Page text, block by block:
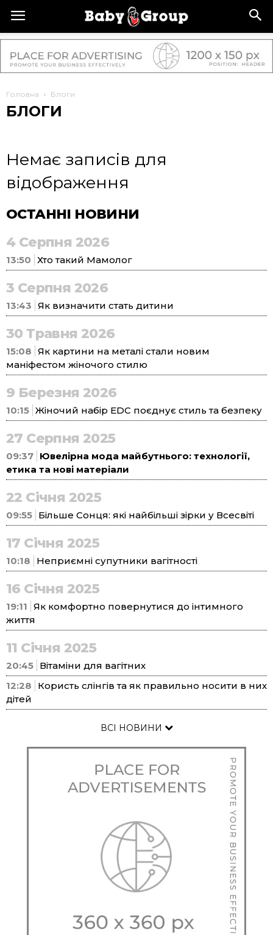
Головна Блоги
БЛОГИ
Немає записів для
відображення
ОСТАННІ НОВИНИ
4 Серпня 2026
13:50 Хто такий Мамолог
3 Серпня 2026
13:43 Як визначити стать дитини
30 Травня 2026
15:08 Як картини на металі стали новим
маніфестом жіночого стилю
9 Березня 2026
10:15 Жіночий набір EDC поєднує стиль та безпеку
27 Серпня 2025
09:37 Ювелірна мода майбутнього: технології,
етика та нові матеріали
22 Січня 2025
09:55 Більше Сонця: які найбільші зірки у Всесвіті
17 Січня 2025
10:18 Неприємні супутники вагітності
16 Січня 2025
19:11 Як комфортно повернутися до інтимного
життя
11 Січня 2025
20:45 Вітаміни для вагітних
12:28
Користь слінгів та як правильно носити в них
дітей
ВСІ НОВИНИ